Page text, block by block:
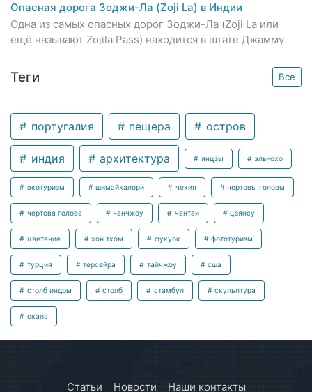
Опасная дорога Зоджи-Ла (Zoji La) в Индии
Одна из самых опасных дорог Зоджи-Ла (Zoji La или
ещё называют Zojila Pass) находится в штате Джамму
Теги Все
португалия пещера остров
индия архитектура янцзы эль-охо
экотуризм шимайхалори чехия чертовы головы
чертова голова чанчжоу чантаи цзянсу
цветение хон тхом фукуок фототуризм
турция терсейра тайчжоу сша
столб индры столб стамбул скульптура
скала
Статьи Новости Наши контакты